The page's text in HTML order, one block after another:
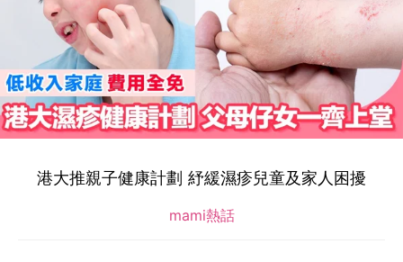
港大推親子健康計劃 紓緩濕疹兒童及家人困擾
mami熱話